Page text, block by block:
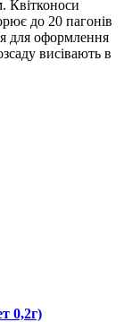
Квітконоси
до 20 пагонів
для оформлення
висівають в
0,2г)